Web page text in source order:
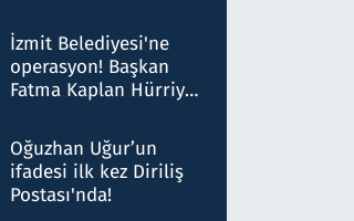
Milyar liralık para
trafiği tespit edildi
İzmit Belediyesi'ne
operasyon! Başkan
Fatma Kaplan Hürriyet
Oğuzhan Uğur’un
ifadesi ilk kez Diriliş
Postası'nda!